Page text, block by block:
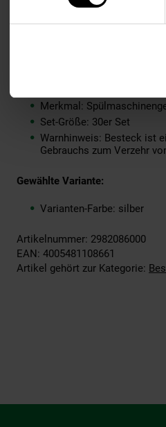
Produkttyp: Tafelbesteck
Grundpreispflicht: Nein
Lieferungsumfang: Je 6 x
Merkmal:
Set-Größe: 30er Set
Warnhinweis: Besteck ist
Gebrauchs zum Verzehr
Gewählte Variante:
Varianten-Farbe: silber
Artikelnummer: 2982086000
EAN: 4005481108661
Artikel gehört zur Kategorie: